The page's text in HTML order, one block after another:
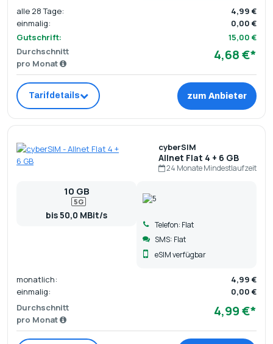
alle 28 Tage:
4,99 €
einmalig:
0,00 €
Gutschrift:
15,00 €
Durchschnitt
pro Monat
4,68 €*
Tarifdetails zum Anbieter
cyberSIM
Allnet Flat 4 + 6 GB
24 Monate Mindestlaufzeit
10 GB
5G
bis 50,0 MBit/s
Telefon: Flat
SMS: Flat
eSIM verfügbar
monatlich:
4,99 €
einmalig:
0,00 €
Durchschnitt
pro Monat
4,99 €*